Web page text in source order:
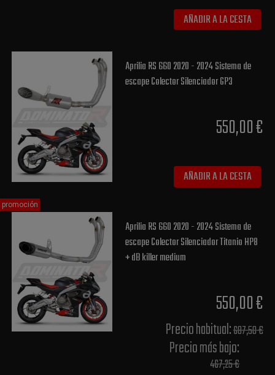
AÑADIR A LA CESTA
Aprilia RS 660 2020 - 2024 Sistema de
escape Colector Silenciador GP3
550,00 €
AÑADIR A LA CESTA
Aprilia RS 660 2020 - 2024 Sistema de
escape Colector Silenciador Titanio HP8
+ dB killer medium
550,00 €
Precio habitual​:687,50 €
Precio más bajo​:
467,25 €
promoción